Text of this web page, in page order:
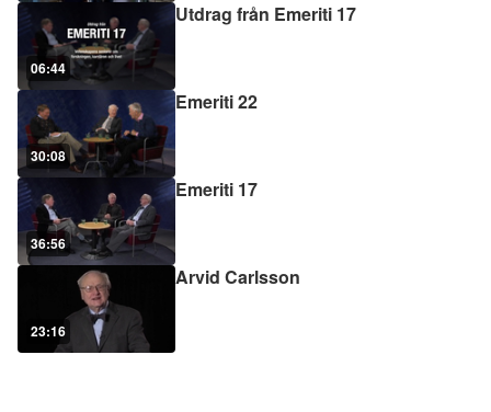
06:44
Utdrag från Emeriti 17
30:08
Emeriti 22
36:56
Emeriti 17
23:16
Arvid Carlsson